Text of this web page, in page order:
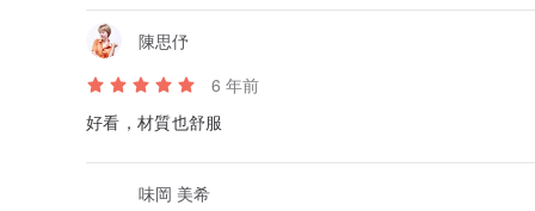
搭配商品
▼▼click here▼▼
Gaze_凝視拼接短裙_20SF253_丈青
Trickle_涓流異材質拼接裙_20SF252_灰綠
Misplaced 錯置大摺子寬褲_CLB002_黑
▪ 修身短版造型，拉高身材比例修飾身型。
陳思伃
6 年前
好看，材質也舒服
味岡 美希